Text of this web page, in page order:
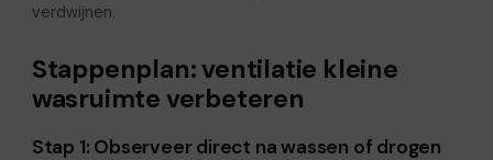
verdwijnen.
Stappenplan: ventilatie kleine
wasruimte verbeteren
Stap 1: Observeer direct na wassen of drogen